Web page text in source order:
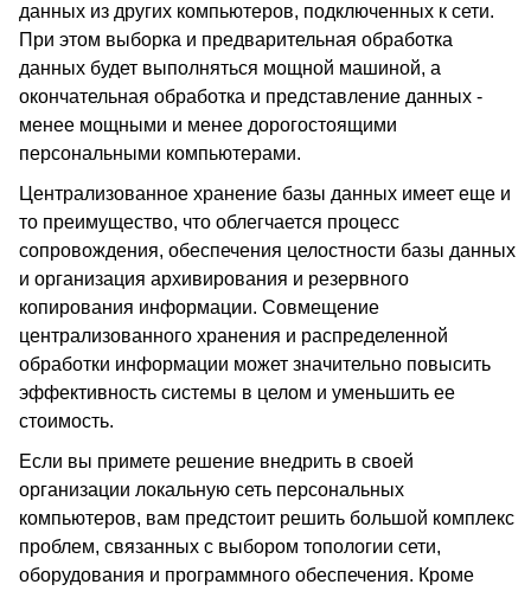
данных из других компьютеров, подключенных к сети.
При этом выборка и предварительная обработка
данных будет выполняться мощной машиной, а
окончательная обработка и представление данных -
менее мощными и менее дорогостоящими
персональными компьютерами.
Централизованное хранение базы данных имеет еще и
то преимущество, что облегчается процесс
сопровождения, обеспечения целостности базы данных
и организация архивирования и резервного
копирования информации. Совмещение
централизованного хранения и распределенной
обработки информации может значительно повысить
эффективность системы в целом и уменьшить ее
стоимость.
Если вы примете решение внедрить в своей
организации локальную сеть персональных
компьютеров, вам предстоит решить большой комплекс
проблем, связанных с выбором топологии сети,
оборудования и программного обеспечения. Кроме